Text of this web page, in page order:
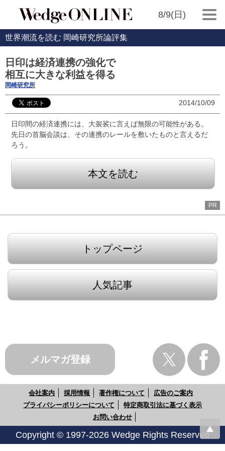
8/9(日)
世界潮流を読む 岡崎研究所論評集
日印は経済連携の強化で
相互に大きな利益を得る
岡崎研究所
2014/10/09
日印間の経済連携には、大袈裟に言えば無限の可能性がある。
先日の首脳会談は、その連携のレールを敷いたものと言えるだ
ろう。
本文を読む
PR
トップページ
人気記事
メルマガ登録
会社案内 採用情報 著作権について
広告のご案内
プライバシーポリシーについて
特定商取引法に基づく表示
お問い合わせ
Copyright © 1997-2026 Wedge Rights Reserved